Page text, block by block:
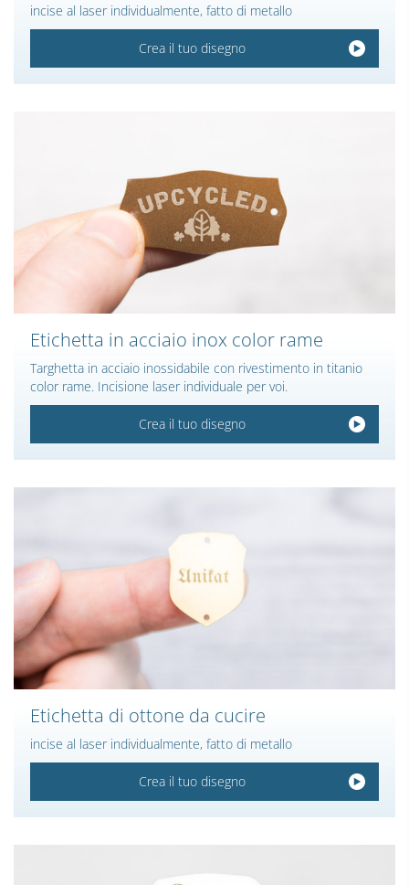
incise al laser individualmente, fatto di metallo
Crea il tuo disegno
Etichetta in acciaio inox color rame
Targhetta in acciaio inossidabile con rivestimento in titanio
color rame. Incisione laser individuale per voi.
Crea il tuo disegno
Etichetta di ottone da cucire
incise al laser individualmente, fatto di metallo
Crea il tuo disegno